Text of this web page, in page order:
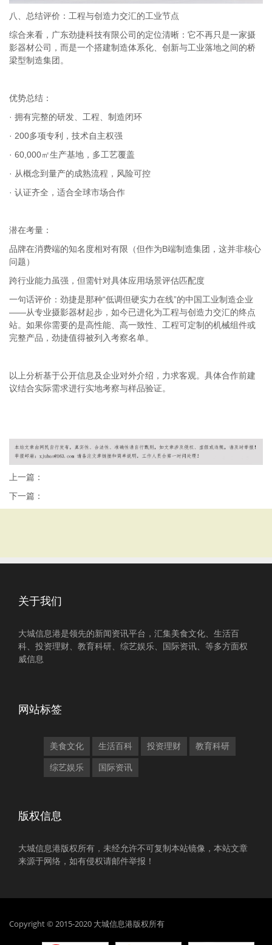
八、总结评价：工程与创造力交汇的工业节点
综合来看，广东劲捷科技有限公司的定位清晰：它不再只是一家摄
影器材公司，而是一个搭建制造体系化、创新与工业落地之间的桥
梁型制造集团。
优势总结：
· 拥有完整的研发、工程、制造闭环
· 200多项专利，技术自主权强
· 60,000㎡生产基地，多工艺覆盖
· 从概念到量产的成熟流程，风险可控
· 认证齐全，适合全球市场合作
潜在考量：
品牌在消费端的知名度相对有限（但作为B端制造集团，这并非核心
问题）
跨行业能力虽强，但需针对具体应用场景评估匹配度
一句话评价：劲捷是那种“低调但硬实力在线”的中国工业制造企业
——从专业摄影器材起步，如今已进化为工程与创造力交汇的终点
站。如果你需要的是高性能、高一致性、工程可定制的机械组件或
完整产品，劲捷值得被列入考察名单。
以上分析基于公开信息及企业对外介绍，力求客观。具体合作前建
议结合实际需求进行实地考察与样品验证。
上一篇：
下一篇：
关于我们
大城信息港是领先的新闻资讯平台，汇集美食文化、生活百
科、投资理财、教育科研、综艺娱乐、国际资讯、等多方面权
威信息
网站标签
美食文化 生活百科 投资理财 教育科研
综艺娱乐 国际资讯
版权信息
大城信息港版权所有，未经允许不可复制本站镜像，本站文章
来源于网络，如有侵权请邮件举报！
Copyright © 2015-2020 大城信息港版权所有